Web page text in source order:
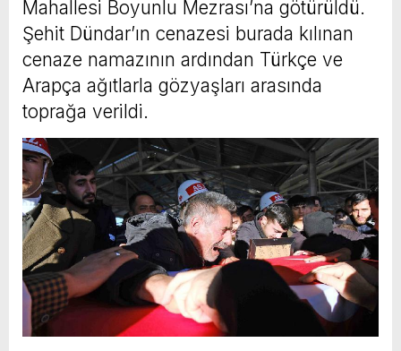
Mahallesi Boyunlu Mezrası’na götürüldü.
Şehit Dündar’ın cenazesi burada kılınan
cenaze namazının ardından Türkçe ve
Arapça ağıtlarla gözyaşları arasında
toprağa verildi.